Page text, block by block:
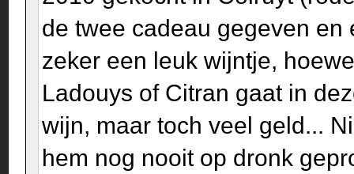
de twee cadeau gegeven
zeker een leuk wijntje,
Ladouys of Citran gaat in
wijn, maar toch veel geld...
hem nog nooit op dronk